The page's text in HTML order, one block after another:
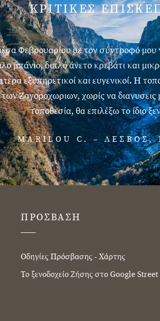
ΚΡΙΤΙΚΕΣ
Φεβρουαρίου με τον σύντροφό
μπάνιο, διπλό άνετο κρεβάτι και
εξυπηρετικοί και ευγενικοί. Η
Ζαγοροχωριων, χωρίς να
τοποθεσία, θα επιλέξω το ίδιο
MARILOU C. –
ΠΡΟΣΒΑΣΗ
Οδηγίες Πρόσβασης - Χάρτης
Το ξενοδοχείο Ζήσης στο Google